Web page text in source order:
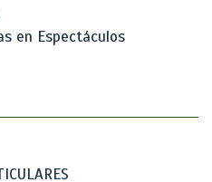
en Espectáculos